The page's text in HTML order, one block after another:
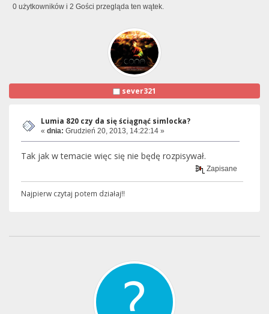
0 użytkowników i 2 Gości przegląda ten wątek.
sever321
Lumia 820 czy da się ściągnąć simlocka?
« dnia: Grudzień 20, 2013, 14:22:14 »
Tak jak w temacie więc się nie będę rozpisywał.
Zapisane
Najpierw czytaj potem działaj!!